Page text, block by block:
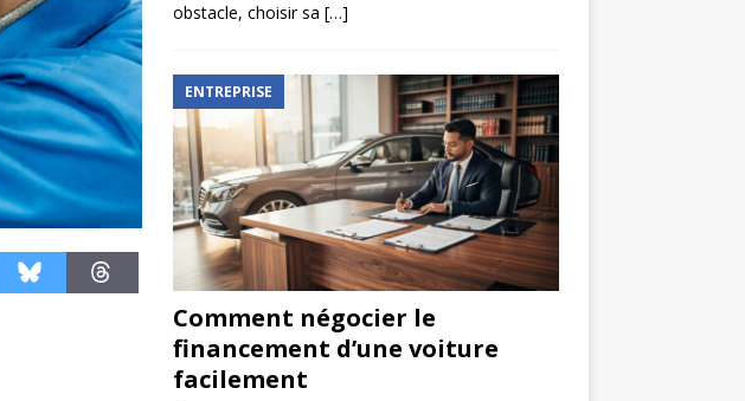
obstacle, choisir sa […]
ENTREPRISE
Comment négocier le
financement d’une voiture
facilement